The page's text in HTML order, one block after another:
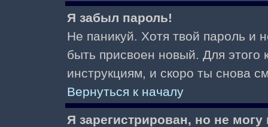
Я забыл пароль!
Не паникуй. Хотя твой пароль и
быть присвоен новый. Для этого
инструкциям, и скоро ты снова
Вернуться к началу
Я зарегистрирован, но не могу